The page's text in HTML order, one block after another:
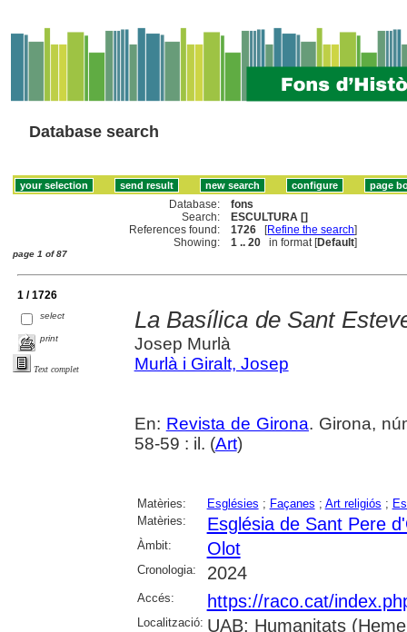
Database search
Database:
fons
Search:
ESCULTURA []
References found:
1726 [Refine the search]
Showing:
1 .. 20 in format [Default]
page 1 of 87
1 / 1726
select
print
Text complet
La Basílica de Sant
Josep Murlà
Murlà i Giralt, Josep
En: Revista de Girona. Girona,
58-59 : il. (Art)
Matèries: Esglésies ; Façanes ; Art religiós ;
Matèries:
Església de Sant Pere
Àmbit: Olot
Cronologia: 2024
Accés: https://raco.cat/
Localització: UAB: Humanitats